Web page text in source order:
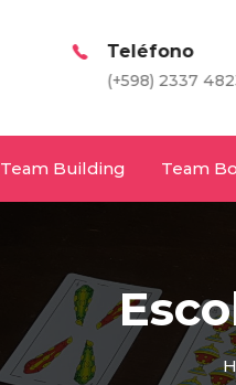
Teléfono
(+598) 2337 4823
Team Building Team